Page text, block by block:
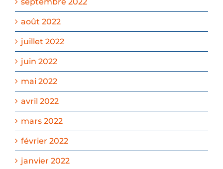
septembre 2022
août 2022
juillet 2022
juin 2022
mai 2022
avril 2022
mars 2022
février 2022
janvier 2022